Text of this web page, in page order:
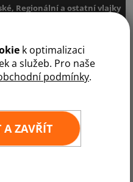
k optimalizaci
a služeb. Pro naše
podmínky.
A ZAVŘÍT
Regionální a ostatní vlajky